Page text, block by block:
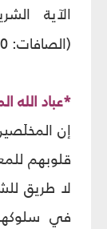
الآية
(الصافات: 40).
*عباد الله
إن
قلوبهم
لا طريق
في